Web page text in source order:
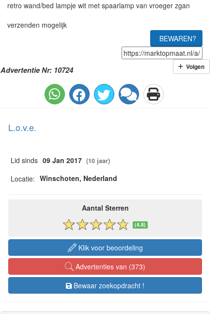
retro wand/bed lampje wit met spaarlamp van vroeger zgan
verzenden mogelijk
BEWAREN?
Advertentie Nr: 10724 Volgen
L.o.v.e.
Lid sinds 09 Jan 2017 (10 jaar)
Locatie: Winschoten, Nederland
Aantal Sterren
(4.8)
Klik voor beoordeling
Advertenties van (373)
Bewaar zoekopdracht !